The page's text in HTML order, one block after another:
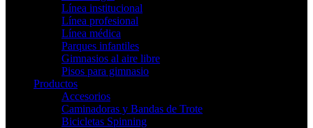
Línea institucional
Línea profesional
Línea médica
Parques infantiles
Gimnasios al aire libre
Pisos para gimnasio
Productos
Accesorios
Caminadoras y Bandas de Trote
Bicicletas Spinning